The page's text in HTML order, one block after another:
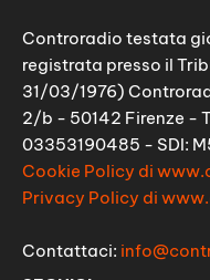
Controradio testata
registrata presso il
31/03/1976)
2/b - 50142 Firenze -
03353190485 - SDI:
Cookie Policy di
Privacy Policy di
Contattaci: